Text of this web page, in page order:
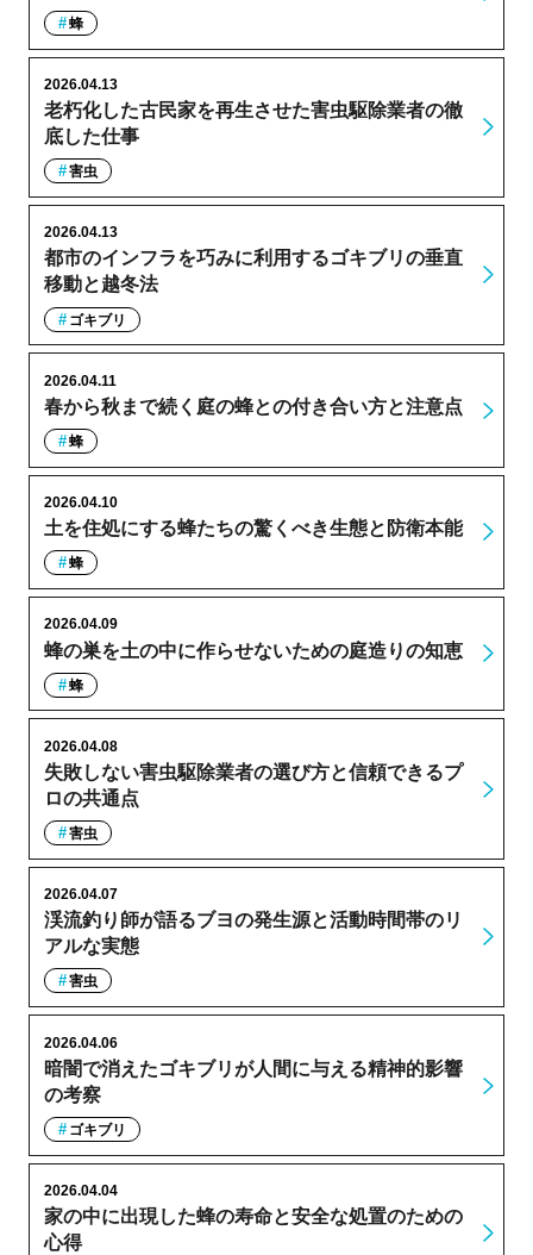
蜂
老朽化した古民家を再生させた害虫駆除業者の徹
底した仕事
2026.04.13
害虫
都市のインフラを巧みに利用するゴキブリの垂直
移動と越冬法
2026.04.13
ゴキブリ
春から秋まで続く庭の蜂との付き合い方と注意点
2026.04.11
蜂
土を住処にする蜂たちの驚くべき生態と防衛本能
2026.04.10
蜂
蜂の巣を土の中に作らせないための庭造りの知恵
2026.04.09
蜂
失敗しない害虫駆除業者の選び方と信頼できるプ
ロの共通点
2026.04.08
害虫
渓流釣り師が語るブヨの発生源と活動時間帯のリ
アルな実態
2026.04.07
害虫
暗闇で消えたゴキブリが人間に与える精神的影響
の考察
2026.04.06
ゴキブリ
家の中に出現した蜂の寿命と安全な処置のための
心得
2026.04.04